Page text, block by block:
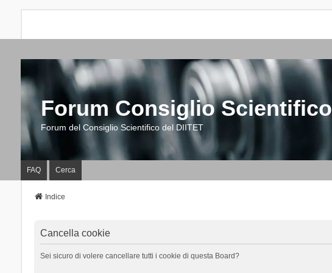
Forum Consiglio Scientifico
Forum del Consiglio Scientifico del DIITET
FAQ Cerca
Indice
Cancella cookie
Sei sicuro di volere cancellare tutti i cookie di questa Board?